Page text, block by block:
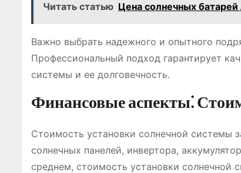
Читать статью Цена солнечных
Важно выбрать надежного и опытного
Профессиональный подход гарантирует
системы и ее долговечность.
Финансовые аспекты⁚
Стоимость установки солнечной системы
солнечных панелей, инвертора,
среднем, стоимость установки солнечной